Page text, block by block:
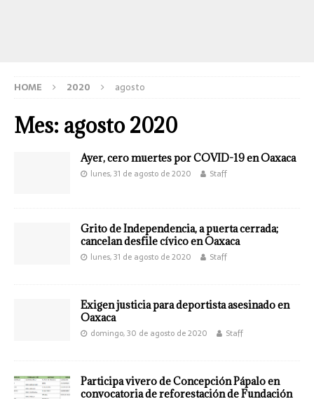
HOME 2020 agosto
Mes: agosto 2020
Ayer, cero muertes por COVID-19 en Oaxaca
lunes, 31 de agosto de 2020 Staff
Grito de Independencia, a puerta cerrada;
cancelan desfile cívico en Oaxaca
lunes, 31 de agosto de 2020 Staff
Exigen justicia para deportista asesinado en
Oaxaca
domingo, 30 de agosto de 2020 Staff
Participa vivero de Concepción Pápalo en
convocatoria de reforestación de Fundación